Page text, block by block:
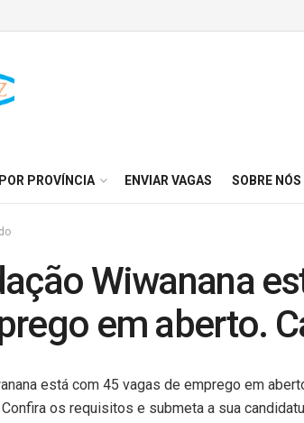
PROVÍNCIA ENVIAR VAGAS SOBRE NÓS
Wiwanana
em aberto.
está com 45 vagas de emprego em
os requisitos e submeta a sua